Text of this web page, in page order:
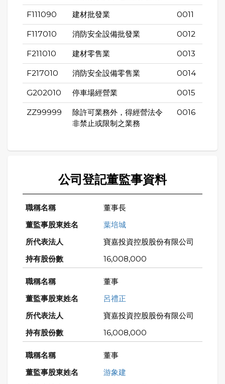
F111090 建材批發業 0011
F117010 消防安全設備批發業 0012
F211010 建材零售業 0013
F217010 消防安全設備零售業 0014
G202010 停車場經營業 0015
ZZ99999
除許可業務外，得經營法令
非禁止或限制之業務
0016
公司登記董監事資料
董事長
葉培城
寶嘉投資控股股份有限公司
16,008,000
董事
呂禮正
寶嘉投資控股股份有限公司
16,008,000
董事
游象建